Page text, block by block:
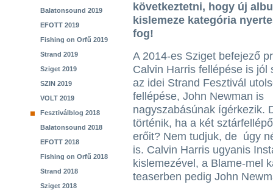
Balatonsound 2019
EFOTT 2019
Fishing on Orfű 2019
Strand 2019
Sziget 2019
SZIN 2019
VOLT 2019
Fesztiválblog 2018
Balatonsound 2018
EFOTT 2018
Fishing on Orfű 2018
Strand 2018
Sziget 2018
következtetni, hogy új
kislemeze kategória
fog!
A 2014-es Sziget befejező
Calvin Harris fellépése is jól
az idei Strand Fesztivál
fellépése, John Newman is
nagyszabásúnak ígérkezik.
történik, ha a két
erőit? Nem tudjuk, de úgy
is. Calvin Harris ugyanis
kislemezével, a Blame-mel
teaserben pedig John